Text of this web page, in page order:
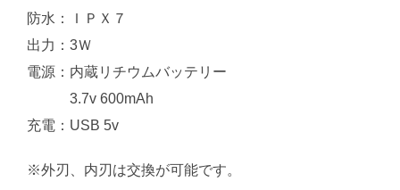
防水：ＩＰＸ７
出力：3Ｗ
電源：内蔵リチウムバッテリー
3.7v 600mAh
充電：USB 5v
※外刃、内刃は交換が可能です。